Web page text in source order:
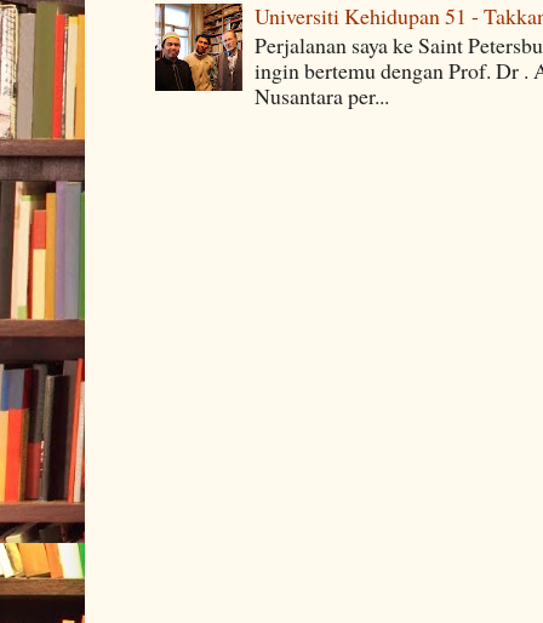
Universiti Kehidupan 51 -
Perjalanan saya ke Saint
ingin bertemu dengan Prof. Dr
Nusantara per...